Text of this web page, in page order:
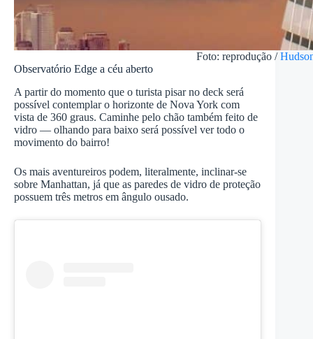
Foto: reprodução /
Observatório Edge a céu aberto
A partir do momento que o turista pisar no deck será
possível contemplar o horizonte de Nova York com
vista de 360 graus. Caminhe pelo chão também feito de
vidro — olhando para baixo será possível ver todo o
movimento do bairro!
Os mais aventureiros podem, literalmente, inclinar-se
sobre Manhattan, já que as paredes de vidro de proteção
possuem três metros em ângulo ousado.